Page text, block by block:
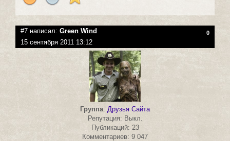
#7 написал: Green Wind 0
15 сентября 2011 13:12
Группа: Друзья Сайта
Репутация: Выкл.
Публикаций: 23
Комментариев: 9 047